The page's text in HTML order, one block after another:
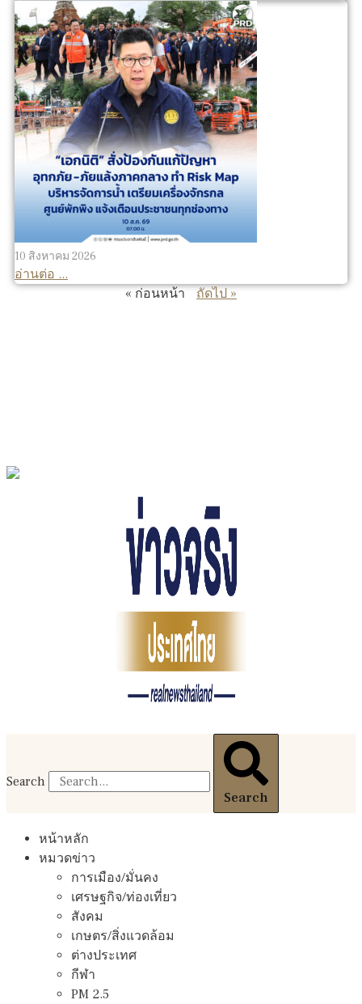
10 สิงหาคม 2026
อ่านต่อ ...
« ก่อนหน้า
ถัดไป »
Search
Search
หน้าหลัก
หมวดข่าว
การเมือง/มั่นคง
เศรษฐกิจ/ท่องเที่ยว
สังคม
เกษตร/สิ่งแวดล้อม
ต่างประเทศ
กีฬา
PM 2.5